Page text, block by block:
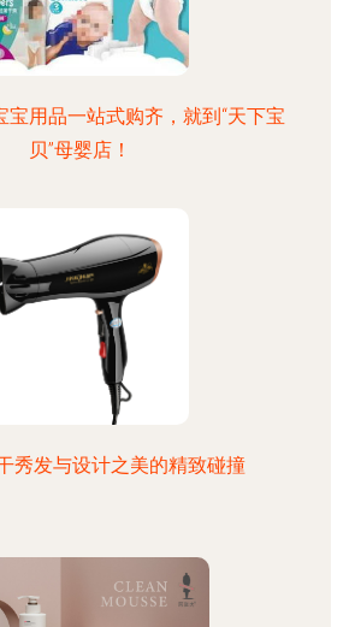
宝用品一站式购齐，就到“天下宝
贝”母婴店！
秀发与设计之美的精致碰撞